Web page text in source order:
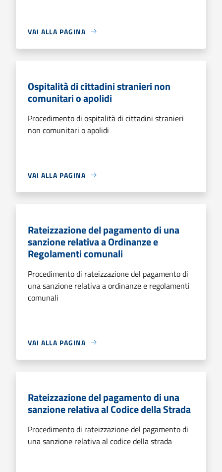
VAI ALLA PAGINA
Ospitalità di cittadini stranieri non
comunitari o apolidi
Procedimento di ospitalità di cittadini stranieri
non comunitari o apolidi
VAI ALLA PAGINA
Rateizzazione del pagamento di una
sanzione relativa a Ordinanze e
Regolamenti comunali
Procedimento di rateizzazione del pagamento di
una sanzione relativa a ordinanze e regolamenti
comunali
VAI ALLA PAGINA
Rateizzazione del pagamento di una
sanzione relativa al Codice della Strada
Procedimento di rateizzazione del pagamento di
una sanzione relativa al codice della strada